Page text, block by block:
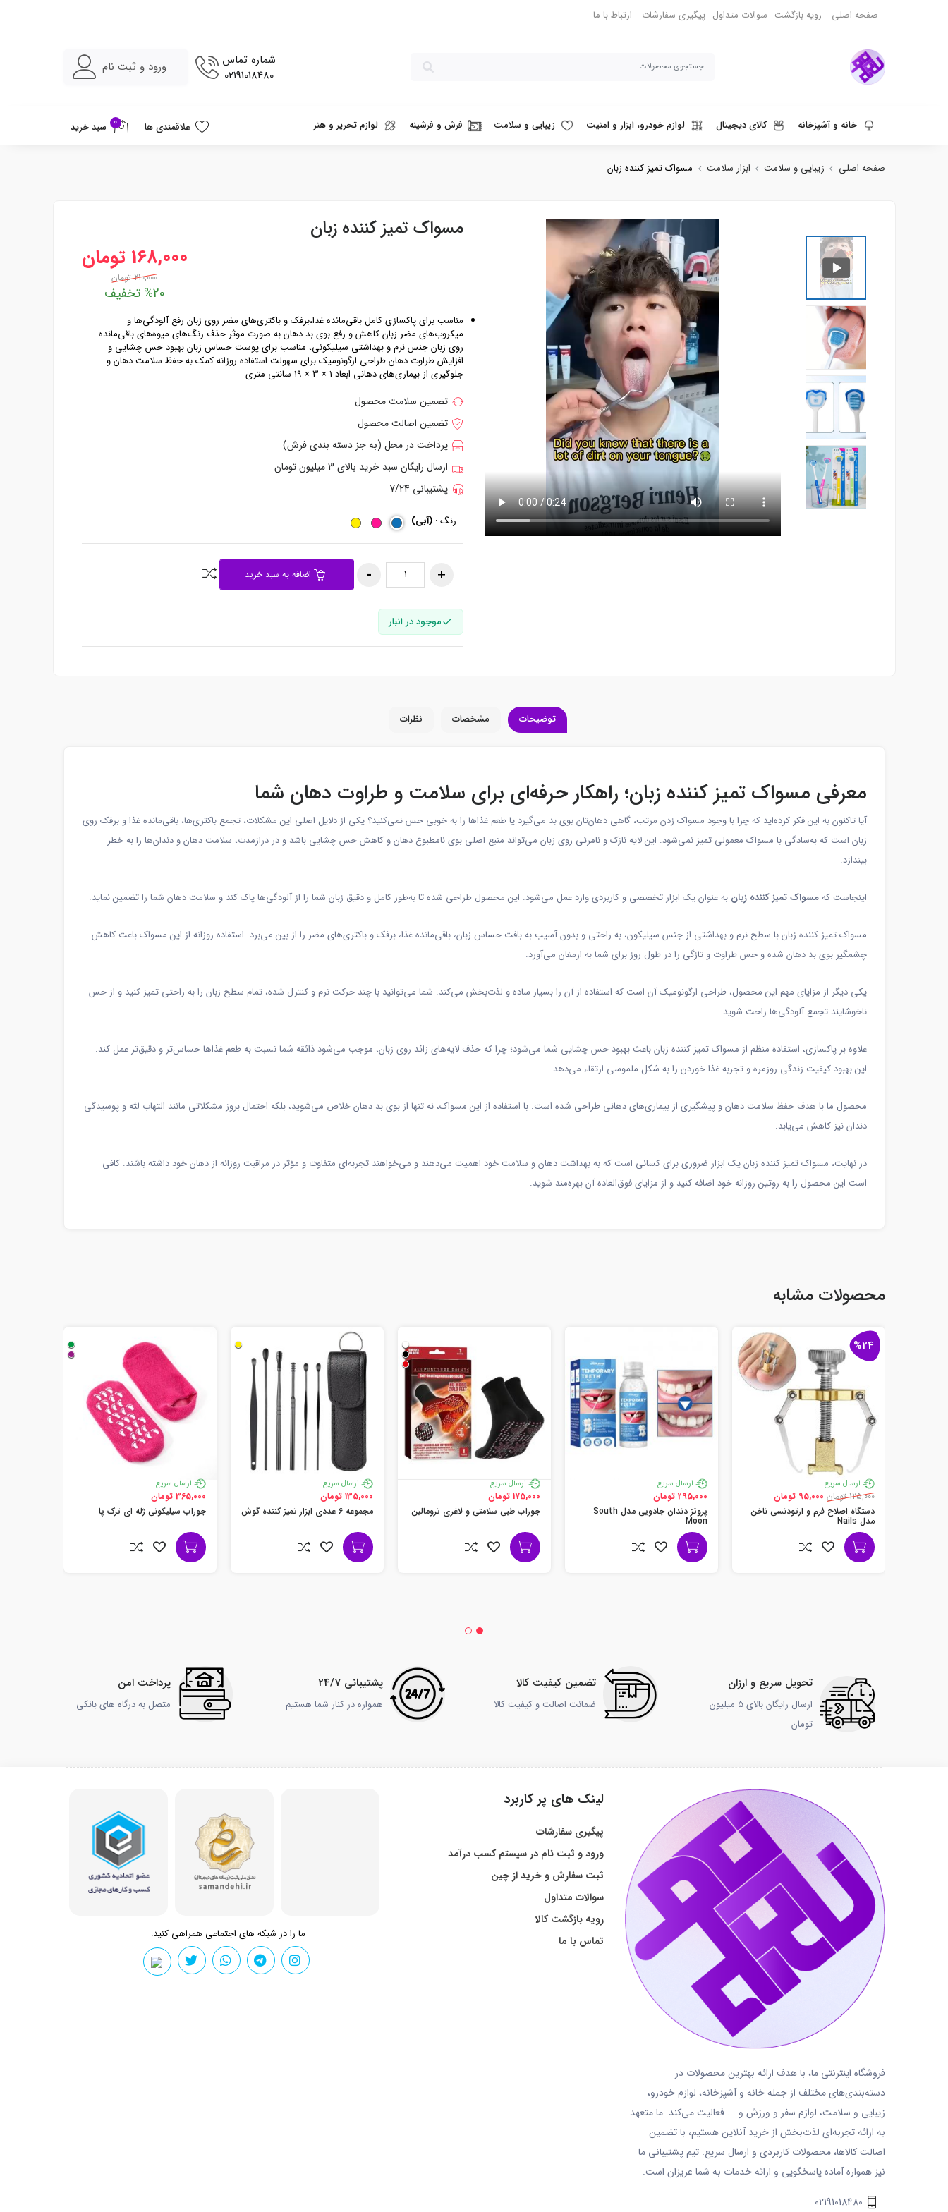
صفحه اصلی رویه بازگشت سوالات متداول پیگیری سفارشات ارتباط با ما
شماره تماس
02191018480
ورود و ثبت نام
خانه و آشپزخانه کالای دیجیتال لوازم خودرو، ابزار و امنیت زیبایی و سلامت فرش و فرشینه لوازم تحریر و هنر
ورزش، سفر و حیوانات دنیای قهوه و نوشیدنی
علاقمندی ها 0 سبد خرید
صفحه اصلی زیبایی و سلامت ابزار سلامت مسواک تمیز کننده زبان
مسواک تمیز کننده زبان
168,000 تومان
210,000 تومان
%20 تخفیف
مناسب برای پاکسازی کامل باقی‌مانده غذا،برفک و باکتری‌های مضر روی زبان رفع آلودگی‌ها و
میکروب‌های مضر زبان کاهش و رفع بوی بد دهان به صورت موثر حذف رنگ‌های میوه‌های باقی‌مانده
روی زبان جنس نرم و بهداشتی سیلیکونی، مناسب برای پوست حساس زبان بهبود حس چشایی و
افزایش طراوت دهان طراحی ارگونومیک برای سهولت استفاده روزانه کمک به حفظ سلامت دهان و
جلوگیری از بیماری‌های دهانی ابعاد 1 × 3 × 19 سانتی متری
تضمین سلامت محصول
تضمین اصالت محصول
پرداخت در محل (به جز دسته بندی فرش)
ارسال رایگان سبد خرید بالای 3 میلیون تومان
پشتیبانی 7/24
رنگ : (آبی)
اضافه به سبد خرید
موجود در انبار
توضیحات مشخصات نظرات
معرفی مسواک تمیز کننده زبان؛ راهکار حرفه‌ای برای سلامت و طراوت دهان شما
آیا تاکنون به این فکر کرده‌اید که چرا با وجود مسواک زدن مرتب، گاهی دهان‌تان بوی بد می‌گیرد یا طعم غذاها را به خوبی حس نمی‌کنید؟ یکی از دلایل اصلی این مشکلات، تجمع باکتری‌ها، باقی‌مانده غذا و برفک روی
زبان است که به‌سادگی با مسواک معمولی تمیز نمی‌شود. این لایه نازک و نامرئی روی زبان می‌تواند منبع اصلی بوی نامطبوع دهان و کاهش حس چشایی باشد و در درازمدت، سلامت دهان و دندان‌ها را به خطر
بیندازد.
اینجاست کهمسواک تمیز کننده زبان به عنوان یک ابزار تخصصی و کاربردی وارد عمل می‌شود. این محصول طراحی شده تا به‌طور کامل و دقیق زبان شما را از آلودگی‌ها پاک کند و سلامت دهان شما را تضمین نماید.
مسواک تمیز کننده زبان با سطح نرم و بهداشتی از جنس سیلیکون، به راحتی و بدون آسیب به بافت حساس زبان، باقی‌مانده غذا، برفک و باکتری‌های مضر را از بین می‌برد. استفاده روزانه از این مسواک باعث کاهش
چشمگیر بوی بد دهان شده و حس طراوت و تازگی را در طول روز برای شما به ارمغان می‌آورد.
یکی دیگر از مزایای مهم این محصول، طراحی ارگونومیک آن است که استفاده از آن را بسیار ساده و لذت‌بخش می‌کند. شما می‌توانید با چند حرکت نرم و کنترل شده، تمام سطح زبان را به راحتی تمیز کنید و از حس
ناخوشایند تجمع آلودگی‌ها راحت شوید.
علاوه بر پاکسازی، استفاده منظم از مسواک تمیز کننده زبان باعث بهبود حس چشایی شما می‌شود؛ چرا که حذف لایه‌های زائد روی زبان، موجب می‌شود ذائقه شما نسبت به طعم غذاها حساس‌تر و دقیق‌تر عمل کند.
این بهبود کیفیت زندگی روزمره و تجربه غذا خوردن را به شکل ملموسی ارتقاء می‌دهد.
محصول ما با هدف حفظ سلامت دهان و پیشگیری از بیماری‌های دهانی طراحی شده است. با استفاده از این مسواک، نه تنها از بوی بد دهان خلاص می‌شوید، بلکه احتمال بروز مشکلاتی مانند التهاب لثه و پوسیدگی
دندان نیز کاهش می‌یابد.
در نهایت، مسواک تمیز کننده زبان یک ابزار ضروری برای کسانی است که به بهداشت دهان و سلامت خود اهمیت می‌دهند و می‌خواهند تجربه‌ای متفاوت و مؤثر در مراقبت روزانه از دهان خود داشته باشند. کافی
است این محصول را به روتین روزانه خود اضافه کنید و از مزایای فوق‌العاده آن بهره‌مند شوید.
محصولات مشابه
%24
ارسال سریع
125,000 تومان
95,000 تومان
دستگاه اصلاح فرم و ارتودنسی ناخن
مدل Nails
ارسال سریع
295,000 تومان
پروتز دندان جادویی مدل South
Moon
ارسال سریع
175,000 تومان
جوراب طبی سلامتی و لاغری ترومالین
ارسال سریع
135,000 تومان
مجموعه 6 عددی ابزار تمیز کننده گوش
ارسال سریع
365,000 تومان
جوراب سیلیکونی ژله ای ترک پا
تحویل سریع و ارزان
ارسال رایگان بالای 5 میلیون
تومان
تضمین کیفیت کالا
ضمانت اصالت و کیفیت کالا
پشتیبانی 24/7
همواره در کنار شما هستیم
پرداخت امن
متصل به درگاه های بانکی
فروشگاه اینترنتی ما، با هدف ارائه بهترین محصولات در
دسته‌بندی‌های مختلف از جمله خانه و آشپزخانه، لوازم خودرو،
زیبایی و سلامت، لوازم سفر و ورزش و ... فعالیت می‌کند. ما متعهد
به ارائه تجربه‌ای لذت‌بخش از خرید آنلاین هستیم، با تضمین
اصالت کالاها، محصولات کاربردی و ارسال سریع. تیم پشتیبانی ما
نیز همواره آماده پاسخگویی و ارائه خدمات به شما عزیزان است.
02191018480
لینک های پر کاربرد
پیگیری سفارشات
ورود و ثبت نام در سیستم کسب درآمد
ثبت سفارش و خرید از چین
سوالات متداول
رویه بازگشت کالا
تماس با ما
ما را در شبکه های اجتماعی همراهی کنید: